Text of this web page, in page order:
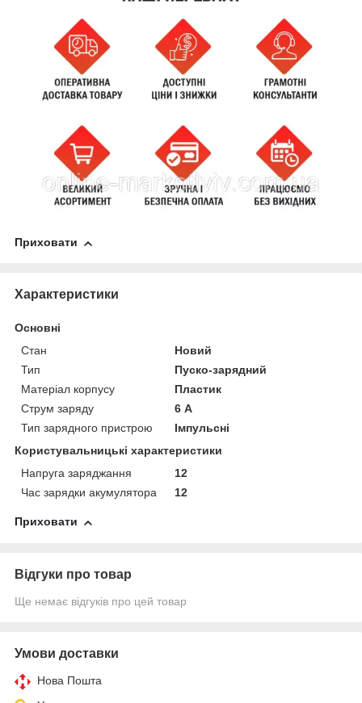
Приховати
Характеристики
Основні
Стан
Новий
Тип
Пуско-зарядний
Матеріал корпусу
Пластик
Струм заряду
6 А
Тип зарядного пристрою
Імпульсні
Користувальницькі характеристики
Напруга заряджання
12
Час зарядки акумулятора
12
Приховати
Відгуки про товар
Ще немає відгуків про цей товар
Умови доставки
Нова Пошта